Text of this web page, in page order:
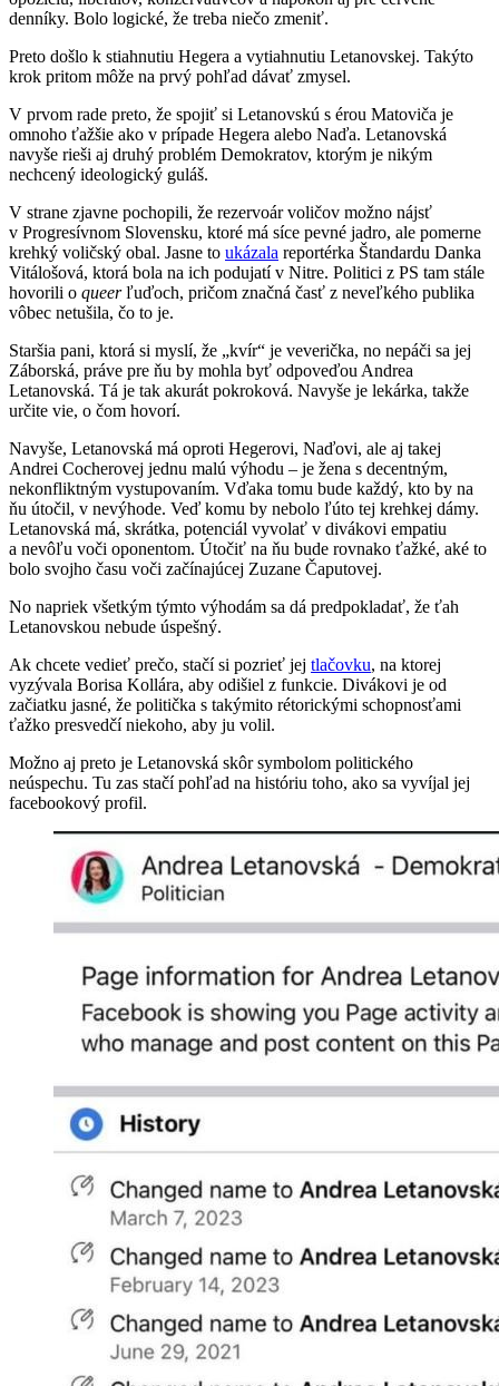
denníky. Bolo logické, že treba niečo zmeniť.
Preto došlo k stiahnutiu Hegera a vytiahnutiu Letanovskej. Takýto
krok pritom môže na prvý pohľad dávať zmysel.
V prvom rade preto, že spojiť si Letanovskú s érou Matoviča je
omnoho ťažšie ako v prípade Hegera alebo Naďa. Letanovská
navyše rieši aj druhý problém Demokratov, ktorým je nikým
nechcený ideologický guláš.
V strane zjavne pochopili, že rezervoár voličov možno nájsť
v Progresívnom Slovensku, ktoré má síce pevné jadro, ale pomerne
krehký voličský obal. Jasne to ukázala reportérka Štandardu Danka
Vitálošová, ktorá bola na ich podujatí v Nitre. Politici z PS tam stále
hovorili o queerľuďoch, pričom značná časť z neveľkého publika
vôbec netušila, čo to je.
Staršia pani, ktorá si myslí, že „kvír“ je veverička, no nepáči sa jej
Záborská, práve pre ňu by mohla byť odpoveďou Andrea
Letanovská. Tá je tak akurát pokroková. Navyše je lekárka, takže
určite vie, o čom hovorí.
Navyše, Letanovská má oproti Hegerovi, Naďovi, ale aj takej
Andrei Cocherovej jednu malú výhodu – je žena s decentným,
nekonfliktným vystupovaním. Vďaka tomu bude každý, kto by na
ňu útočil, v nevýhode. Veď komu by nebolo ľúto tej krehkej dámy.
Letanovská má, skrátka, potenciál vyvolať v divákovi empatiu
a nevôľu voči oponentom. Útočiť na ňu bude rovnako ťažké, aké to
bolo svojho času voči začínajúcej Zuzane Čaputovej.
No napriek všetkým týmto výhodám sa dá predpokladať, že ťah
Letanovskou nebude úspešný.
Ak chcete vedieť prečo, stačí si pozrieť jej tlačovku, na ktorej
vyzývala Borisa Kollára, aby odišiel z funkcie. Divákovi je od
začiatku jasné, že politička s takýmito rétorickými schopnosťami
ťažko presvedčí niekoho, aby ju volil.
Možno aj preto je Letanovská skôr symbolom politického
neúspechu. Tu zas stačí pohľad na históriu toho, ako sa vyvíjal jej
facebookový profil.